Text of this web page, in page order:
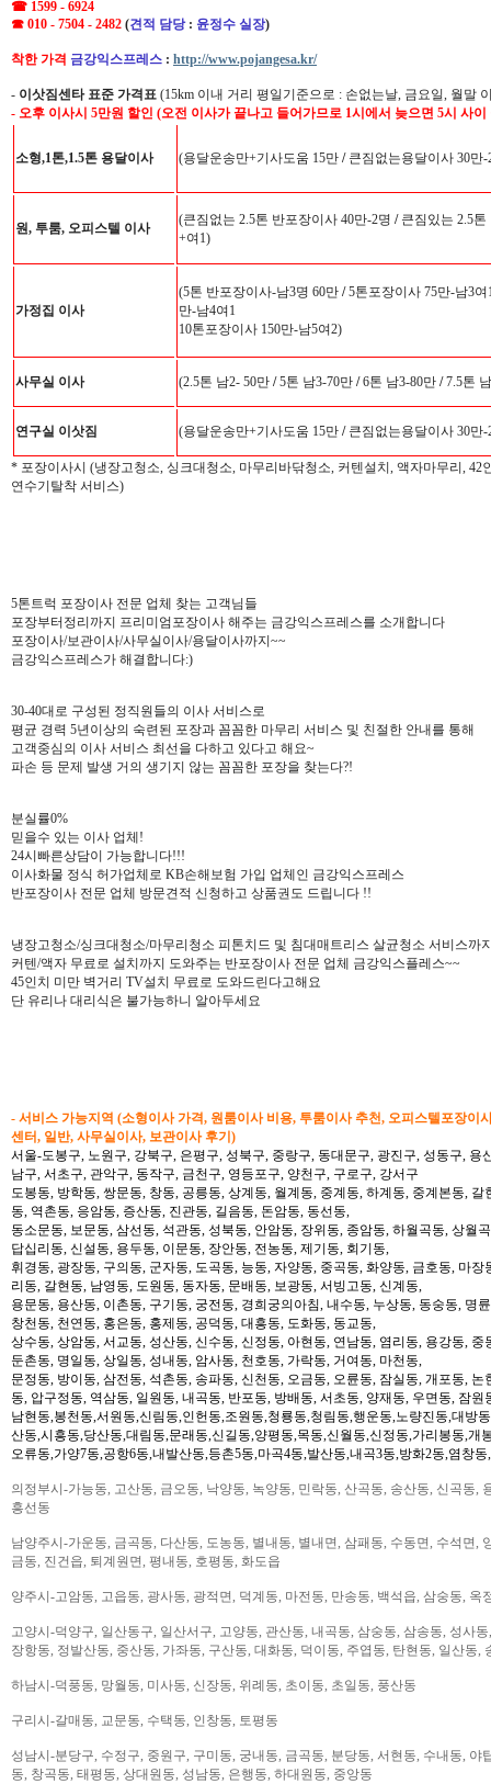
☎ 1599 - 6924
☎ 010 - 7504 - 2482 (견적 담당 : 윤정수 실장)
착한 가격 금강익스프레스 : http://www.pojangesa.kr/
- 이삿짐센타 표준 가격표 (15km 이내 거리 평일기준으로 : 손없는날, 금요일, 월말
- 오후 이사시 5만원 할인 (오전 이사가 끝나고 들어가므로 1시에서 늦으면 5시 사
소형,1톤,1.5톤 용달이사 (용달운송만+기사도움 15만 /큰짐없는용달이사 30만-
원, 투룸, 오피스텔 이사
(큰짐없는 2.5톤 반포장이사 40만-2명 /큰짐있는 2.5톤
+여1)
가정집 이사
(5톤 반포장이사-남3명 60만 /5톤포장이사 75만-남3여
만-남4여1
10톤포장이사 150만-남5여2)
사무실 이사 (2.5톤 남2- 50만 /5톤 남3-70만 /6톤 남3-80만 /7.5톤
연구실 이삿짐 (용달운송만+기사도움 15만 /큰짐없는용달이사 30만
* 포장이사시 (냉장고청소, 싱크대청소, 마무리바닦청소, 커텐설치, 액자마무리,
연수기탈착 서비스)
5톤트럭 포장이사 전문 업체 찾는 고객님들
포장부터정리까지 프리미엄포장이사 해주는 금강익스프레스를 소개합니다
포장이사/보관이사/사무실이사/용달이사까지~~
금강익스프레스가 해결합니다:)
30-40대로 구성된 정직원들의 이사 서비스로
평균 경력 5년이상의 숙련된 포장과 꼼꼼한 마무리 서비스 및 친절한 안내를 통해
고객중심의 이사 서비스 최선을 다하고 있다고 해요~
파손 등 문제 발생 거의 생기지 않는 꼼꼼한 포장을 찾는다?!
분실률0%
믿을수 있는 이사 업체!
24시빠른상담이 가능합니다!!!
이사화물 정식 허가업체로 KB손해보험 가입 업체인 금강익스프레스
반포장이사 전문 업체 방문견적 신청하고 상품권도 드립니다 !!
냉장고청소/싱크대청소/마무리청소 피톤치드 및 침대매트리스 살균청소 서비스까
커텐/액자 무료로 설치까지 도와주는 반포장이사 전문 업체 금강익스플레스~~
45인치 미만 벽거리 TV설치 무료로 도와드린다고해요
단 유리나 대리식은 불가능하니 알아두세요
- 서비스 가능지역 (소형이사 가격, 원룸이사 비용, 투룸이사 추천, 오피스텔포장이
센터, 일반, 사무실이사, 보관이사 후기)
서울-도봉구, 노원구, 강북구, 은평구, 성북구, 중랑구, 동대문구, 광진구, 성동구,
남구, 서초구, 관악구, 동작구, 금천구, 영등포구, 양천구, 구로구, 강서구
도봉동, 방학동, 쌍문동, 창동, 공릉동, 상계동, 월계동, 중계동, 하계동, 중계본동,
동, 역촌동, 응암동, 증산동, 진관동, 길음동, 돈암동, 동선동,
동소문동, 보문동, 삼선동, 석관동, 성북동, 안암동, 장위동, 종암동, 하월곡동, 상월
답십리동, 신설동, 용두동, 이문동, 장안동, 전농동, 제기동, 회기동,
휘경동, 광장동, 구의동, 군자동, 도곡동, 능동, 자양동, 중곡동, 화양동, 금호동, 마
리동, 갈현동, 남영동, 도원동, 동자동, 문배동, 보광동, 서빙고동, 신계동,
용문동, 용산동, 이촌동, 구기동, 궁전동, 경희궁의아침, 내수동, 누상동, 동숭동, 명
창천동, 천연동, 홍은동, 홍제동, 공덕동, 대흥동, 도화동, 동교동,
상수동, 상암동, 서교동, 성산동, 신수동, 신정동, 아현동, 연남동, 염리동, 용강동,
둔촌동, 명일동, 상일동, 성내동, 암사동, 천호동, 가락동, 거여동, 마천동,
문정동, 방이동, 삼전동, 석촌동, 송파동, 신천동, 오금동, 오륜동, 잠실동, 개포동,
동, 압구정동, 역삼동, 일원동, 내곡동, 반포동, 방배동, 서초동, 양재동, 우면동, 잠원
남현동,봉천동,서원동,신림동,인헌동,조원동,청룡동,청림동,행운동,노량진동,대방
산동,시흥동,당산동,대림동,문래동,신길동,양평동,목동,신월동,신정동,가리봉동,개
오류동,가양7동,공항6동,내발산동,등촌5동,마곡4동,발산동,내곡3동,방화2동,염창동
의정부시-가능동, 고산동, 금오동, 낙양동, 녹양동, 민락동, 산곡동, 송산동, 신곡동,
흥선동
남양주시-가운동, 금곡동, 다산동, 도농동, 별내동, 별내면, 삼패동, 수동면, 수석면,
금동, 진건읍, 퇴계원면, 평내동, 호평동, 화도읍
양주시-고암동, 고읍동, 광사동, 광적면, 덕계동, 마전동, 만송동, 백석읍, 삼숭동, 옥
고양시-덕양구, 일산동구, 일산서구, 고양동, 관산동, 내곡동, 삼숭동, 삼송동, 성사
장항동, 정발산동, 중산동, 가좌동, 구산동, 대화동, 덕이동, 주엽동, 탄현동, 일산동,
하남시-덕풍동, 망월동, 미사동, 신장동, 위례동, 초이동, 초일동, 풍산동
구리시-갈매동, 교문동, 수택동, 인창동, 토평동
성남시-분당구, 수정구, 중원구, 구미동, 궁내동, 금곡동, 분당동, 서현동, 수내동,
동, 창곡동, 태평동, 상대원동, 성남동, 은행동, 하대원동, 중앙동